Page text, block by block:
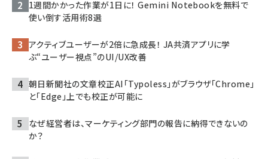
1週間かかった作業が1日に！ Gemini Notebookを無料で
使い倒す活用術8選
アクティブユーザーが2倍に急成長！ JA共済アプリに学
ぶ“ユーザー視点”のUI/UX改善
朝日新聞社の文章校正AI「Typoless」がブラウザ「Chrome」
と「Edge」上でも校正が可能に
なぜ経営者は、マーケティング部門の報告に納得できないの
か？